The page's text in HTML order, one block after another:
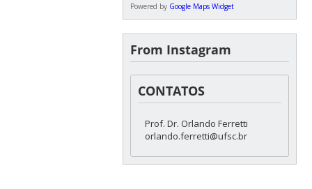
Powered by Google Maps Widget
From Instagram
CONTATOS
Prof. Dr. Orlando Ferretti
orlando.ferretti@ufsc.br